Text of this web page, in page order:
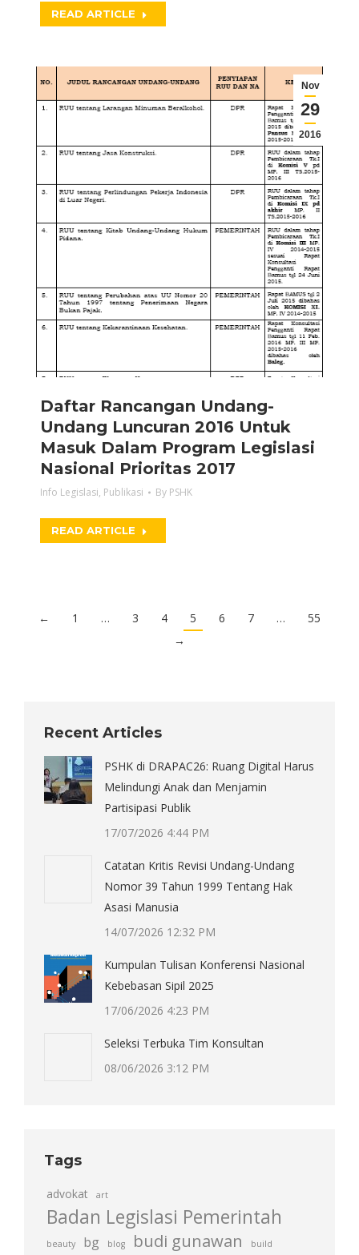
READ ARTICLE
Nov
29
2016
Daftar Rancangan Undang-
Undang Luncuran 2016 Untuk
Masuk Dalam Program Legislasi
Nasional Prioritas 2017
Info Legislasi, Publikasi By PSHK
READ ARTICLE
← 1 … 3 4 5 6 7 …
55
→
Recent Articles
PSHK di DRAPAC26: Ruang Digital Harus
Melindungi Anak dan Menjamin
Partisipasi Publik
17/07/2026 4:44 PM
Catatan Kritis Revisi Undang-Undang
Nomor 39 Tahun 1999 Tentang Hak
Asasi Manusia
14/07/2026 12:32 PM
Kumpulan Tulisan Konferensi Nasional
Kebebasan Sipil 2025
17/06/2026 4:23 PM
Seleksi Terbuka Tim Konsultan
08/06/2026 3:12 PM
Tags
advokat art
Badan Legislasi Pemerintah
beauty bg blog budi gunawan build